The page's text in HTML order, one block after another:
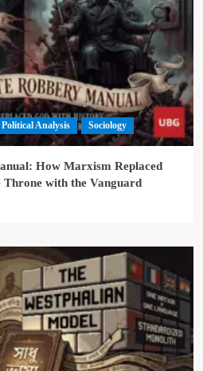
Political Analysis Sociology
How Marxism Replaced
with the Vanguard